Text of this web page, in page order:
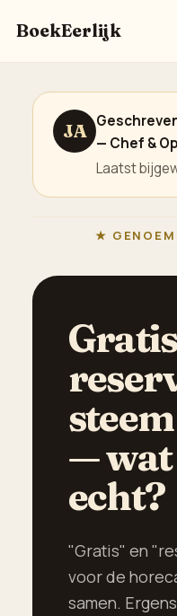
BoekEerlijk
JA
— Chef &
Laatst
Gratis
—
echt?
"Gratis" en
voor de
samen.